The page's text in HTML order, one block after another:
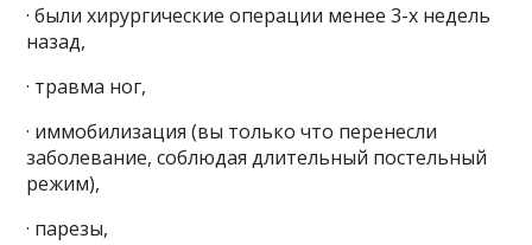
· были хирургические операции менее 3-х недель
назад,
· травма ног,
· иммобилизация (вы только что перенесли
заболевание, соблюдая длительный постельный
режим),
· парезы,